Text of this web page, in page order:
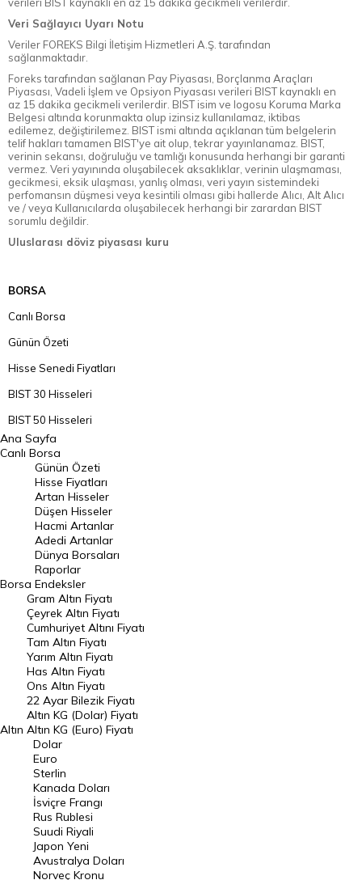
Veri Sağlayıcı Uyarı Notu
Veriler FOREKS Bilgi İletişim Hizmetleri A.Ş. tarafından
sağlanmaktadır.
Foreks tarafından sağlanan Pay Piyasası, Borçlanma Araçları
Piyasası, Vadeli İşlem ve Opsiyon Piyasası verileri BIST kaynaklı en
az 15 dakika gecikmeli verilerdir. BIST isim ve logosu Koruma Marka
Belgesi altında korunmakta olup izinsiz kullanılamaz, iktibas
edilemez, değiştirilemez. BIST ismi altında açıklanan tüm belgelerin
telif hakları tamamen BIST'ye ait olup, tekrar yayınlanamaz. BIST,
verinin sekansı, doğruluğu ve tamlığı konusunda herhangi bir garanti
vermez. Veri yayınında oluşabilecek aksaklıklar, verinin ulaşmaması,
gecikmesi, eksik ulaşması, yanlış olması, veri yayın sistemindeki
perfomansın düşmesi veya kesintili olması gibi hallerde Alıcı, Alt Alıcı
ve / veya Kullanıcılarda oluşabilecek herhangi bir zarardan BIST
sorumlu değildir.
Uluslarası döviz piyasası kuru
BORSA
Canlı Borsa
Günün Özeti
Hisse Senedi Fiyatları
BIST 30 Hisseleri
BIST 50 Hisseleri
BIST 100 Hisseleri
En Çok Artan Hisseler
En Çok Düşen Hisseler
Hacmi Artanlar
Geçmiş Kapanışlar
Dünya Borsaları
Raporlar
Endeksler
DÖVİZ
Döviz Kuru
Dolar Kuru
Euro Kuru
Pound Kuru
Frank Kuru
Riyal Kuru
Avustralya Doları
Danimarka Kronu Kuru
Ana Sayfa
Canlı Borsa
Borsa
Günün Özeti
Hisse Fiyatları
Artan Hisseler
Düşen Hisseler
Hacmi Artanlar
Adedi Artanlar
Dünya Borsaları
Raporlar
Endeksler
Altın
Gram Altın Fiyatı
Çeyrek Altın Fiyatı
Cumhuriyet Altını Fiyatı
Tam Altın Fiyatı
Yarım Altın Fiyatı
Has Altın Fiyatı
Ons Altın Fiyatı
22 Ayar Bilezik Fiyatı
Altın KG (Dolar) Fiyatı
Altın KG (Euro) Fiyatı
Dolar
Euro
Sterlin
Kanada Doları
İsviçre Frangı
Rus Rublesi
Suudi Riyali
Japon Yeni
Avustralya Doları
Norveç Kronu